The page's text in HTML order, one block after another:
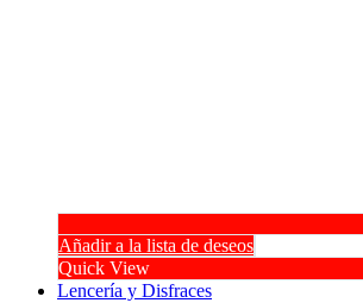
Añadir a la lista de deseos
Quick View
Lencería y Disfraces